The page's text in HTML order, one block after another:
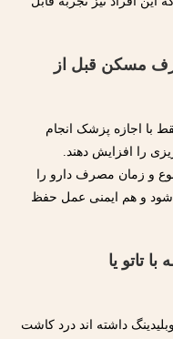
مسکن قبل از
با اجازه پزشک انجام
را افزایش دهند.
و زمان مصرف دارو را
شود و هم ایمنی عمل حفظ
تاتو یا
داشته اند درد کاشت